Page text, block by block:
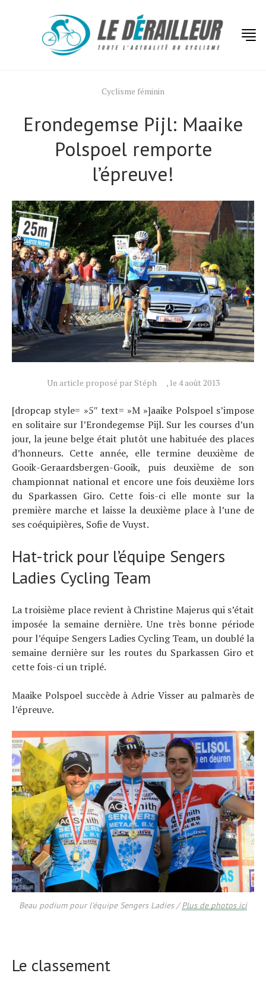
Cyclisme féminin
Erondegemse Pijl: Maaike
Polspoel remporte
l’épreuve!
Un article proposé par Stéph , le 4 août 2013
[dropcap style= »5″ text= »M »]aaike Polspoel s’impose
en solitaire sur l’Erondegemse Pijl. Sur les courses d’un
jour, la jeune belge était plutôt une habituée des places
d’honneurs. Cette année, elle termine deuxième de
Gooik-Geraardsbergen-Gooik, puis deuxième de son
championnat national et encore une fois deuxième lors
du Sparkassen Giro. Cette fois-ci elle monte sur la
première marche et laisse la deuxième place à l’une de
ses coéquipières, Sofie de Vuyst.
Hat-trick pour l’équipe Sengers
Ladies Cycling Team
La troisième place revient à Christine Majerus qui s’était
imposée la semaine dernière. Une très bonne période
pour l’équipe Sengers Ladies Cycling Team, un doublé la
semaine dernière sur les routes du Sparkassen Giro et
cette fois-ci un triplé.
Maaike Polspoel succède à Adrie Visser au palmarès de
l’épreuve.
Beau podium pour l’équipe Sengers Ladies /Plus de photos ici
Le classement
Actualités
Technologies
Tests de produits
Conseils
Tous nos articles